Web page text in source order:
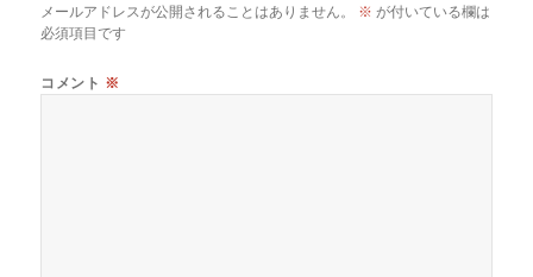
メールアドレスが公開されることはありません。 ※ が付いている欄は
必須項目です
コメント ※